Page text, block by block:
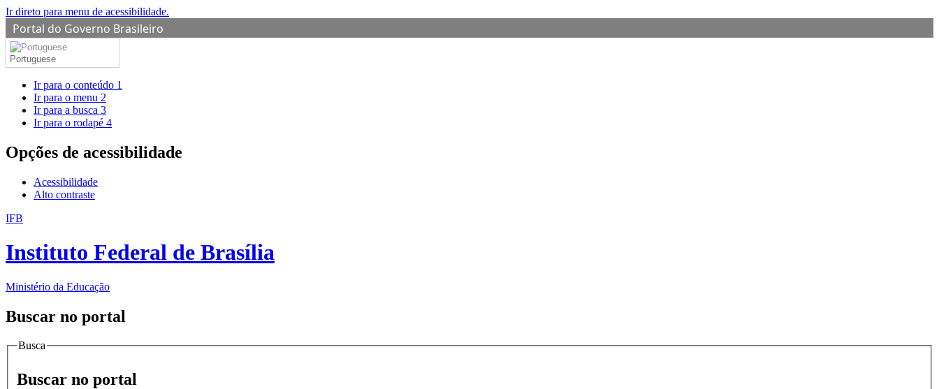
Ir direto para menu de acessibilidade.
Portal do Governo Brasileiro
Portuguese
Ir para o conteúdo 1
Ir para o menu 2
Ir para a busca 3
Ir para o rodapé 4
Opções de acessibilidade
Acessibilidade
Alto contraste
IFB
Instituto Federal de Brasília
Ministério da Educação
Buscar no portal
Busca
Buscar no portal